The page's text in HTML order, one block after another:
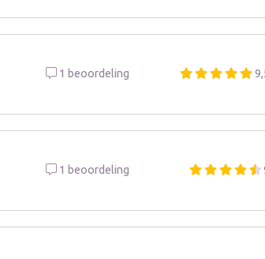
1 beoordeling
1 beoordeling